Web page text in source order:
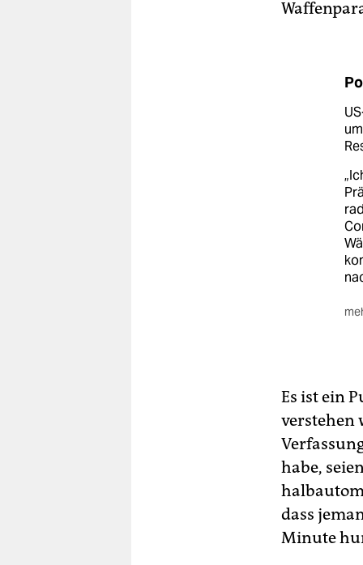
Es ist ein
verstehen
habe,
dass
Minute